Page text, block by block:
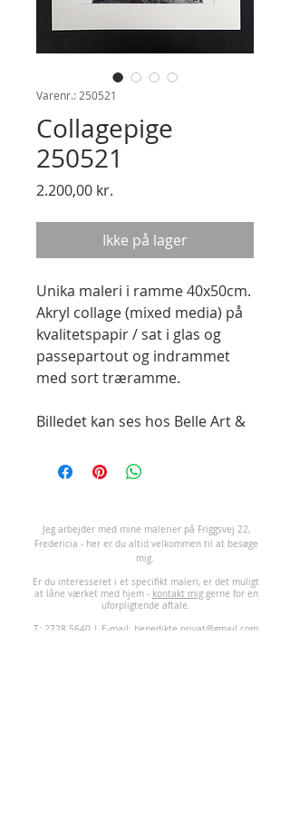
Varenr.: 250521
Collagepige
250521
2.200,00 kr.
Ikke på lager
Unika maleri i ramme 40x50cm.
Akryl collage (mixed media) på
kvalitetspapir / sat i glas og
passepartout og indrammet
med sort træramme.
Billedet kan ses hos Belle Art &
Kontakt +45 75 89 73 70.
eg arbejder med mine malerier på Friggsvej 22,
Fredericia - her er du altid velkommen til at besøge
mig.
Er du interesseret i et specifikt maleri, er det muligt
at låne værket med hjem - kontakt miggerne for en
uforpligtende aftale.
T: 2728 5640 | E-mail: benedikte.privat@gmail.com